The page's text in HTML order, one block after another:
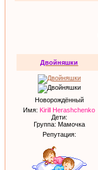
Двойняшки
Новорождённый
Имя: Kirill Herashchenko
Дети:
Группа: Мамочка
Репутация: